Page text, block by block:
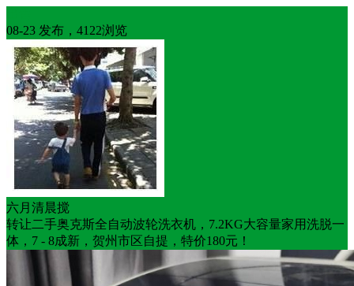
08-23 发布，4122浏览
六月清晨搅
转让二手奥克斯全自动波轮洗衣机，7.2KG大容量家用洗脱一
体，7 - 8成新，贺州市区自提，特价180元！